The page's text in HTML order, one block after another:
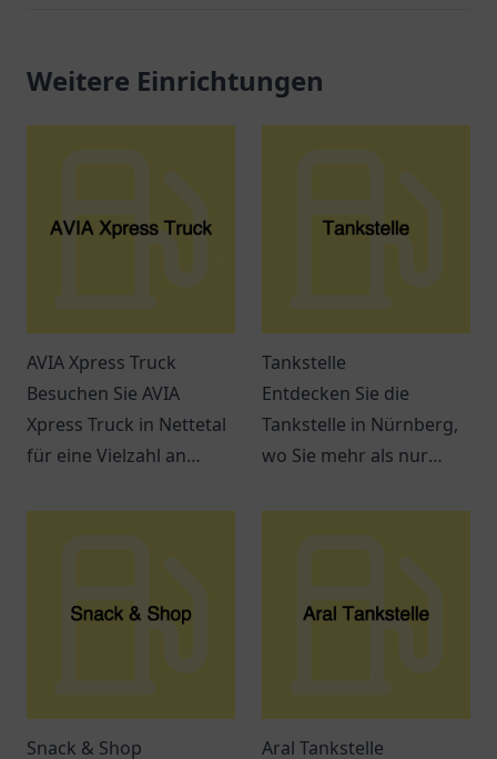
Weitere Einrichtungen
AVIA Xpress Truck
Besuchen Sie AVIA
Xpress Truck in Nettetal
für eine Vielzahl an
einem entspannten
Tankstelle
Entdecken Sie die
Tankstelle in Nürnberg,
wo Sie mehr als nur
Getränke und bequeme
Snack & Shop Aral Tankstelle